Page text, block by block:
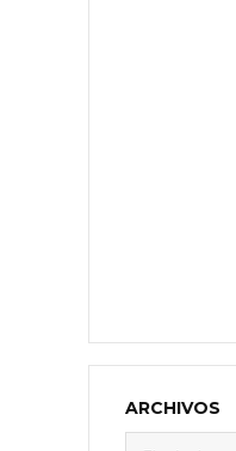
ARCHIVOS